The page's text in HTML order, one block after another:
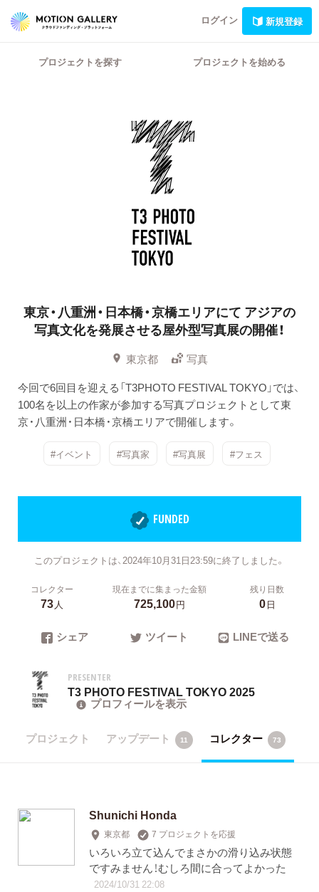
ログイン 新規登録
プロジェクトを探す プロジェクトを始める
東京・八重洲・日本橋・京橋エリアにて アジアの
写真文化を発展させる屋外型写真展の開催！
東京都
写真
今回で6回目を迎える「T3PHOTO FESTIVAL TOKYO」では、
100名を以上の作家が参加する写真プロジェクトとして東
京・八重洲・日本橋・京橋エリアで開催します。
#イベント #写真家 #写真展 #フェス
FUNDED
このプロジェクトは、2024年10月31日23:59に終了しました。
コレクター
73人
現在までに集まった金額
725,100円
残り日数
0日
シェア ツイート LINEで送る
PRESENTER
T3 PHOTO FESTIVAL TOKYO 2025
プロフィールを表示
プロジェクト アップデート 11 コレクター 73
Shunichi Honda
東京都 7 プロジェクトを応援
いろいろ立て込んでまさかの滑り込み状態
ですみません！むしろ間に合ってよかった
2024/10/31 22:08